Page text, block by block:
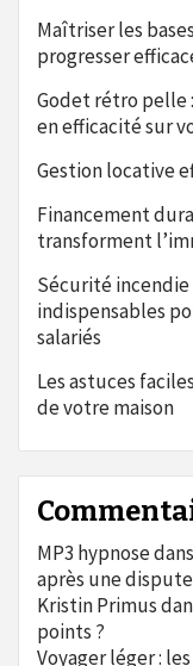
Maîtriser les
progresser
Godet rétro pelle
en efficacité sur
Gestion locative
Financement
transforment
Sécurité
indispensables
salariés
Les astuces
de votre maison
MP3 hypnosedans
après une dispute
Kristin Primus
points ?
Voyager léger :